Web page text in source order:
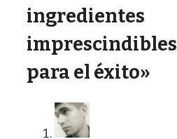
ingredientes
imprescindibles
para el éxito»